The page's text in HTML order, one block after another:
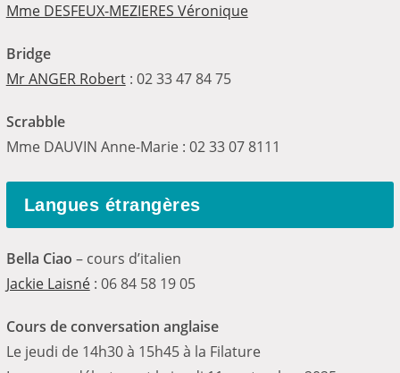
Mme DESFEUX-MEZIERES Véronique
Bridge
Mr ANGER Robert: 02 33 47 84 75
Scrabble
Mme DAUVIN Anne-Marie : 02 33 07 8111
Langues étrangères
Bella Ciao – cours d’italien
Jackie Laisné: 06 84 58 19 05
Cours de conversation anglaise
Le jeudi de 14h30 à 15h45 à la Filature